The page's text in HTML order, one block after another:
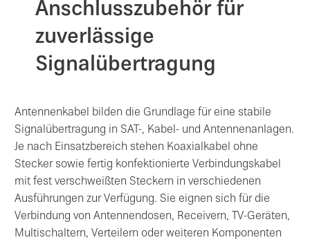
Anschlusszubehör für
zuverlässige
Signalübertragung
Antennenkabel bilden die Grundlage für eine stabile
Signalübertragung in SAT-, Kabel- und Antennenanlagen.
Je nach Einsatzbereich stehen Koaxialkabel ohne
Stecker sowie fertig konfektionierte Verbindungskabel
mit fest verschweißten Steckern in verschiedenen
Ausführungen zur Verfügung. Sie eignen sich für die
Verbindung von Antennendosen, Receivern, TV-Geräten,
Multischaltern, Verteilern oder weiteren Komponenten